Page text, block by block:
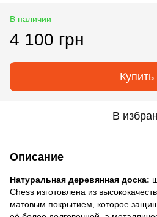
В наличии
4 100 грн
Купить
В
Описание
Натуральная деревянная доска:
Chess изготовлена из
матовым покрытием, которое